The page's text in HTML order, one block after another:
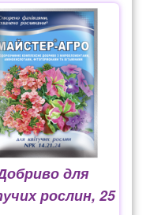
для
рослин, 25